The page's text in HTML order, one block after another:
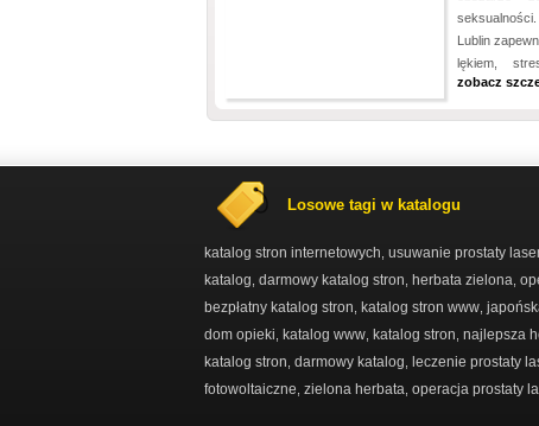
Lublin
lękiem,
zobacz
Losowe tagi w katalogu
katalog stron internetowych usuwanie prostaty
katalog darmowy katalog stron herbata zielona
bezpłatny katalog stron katalog stron www
dom opieki katalog www katalog stron najlepsza
katalog stron darmowy katalog leczenie prostaty
fotowoltaiczne zielona herbata operacja prostaty